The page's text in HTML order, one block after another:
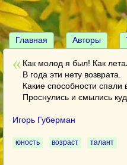
Главная Авторы
Как молод я был! Как
В года эти нету возврата.
Какие способности спали
Проснулись и смылись
Игорь Губерман
юность возраст талант